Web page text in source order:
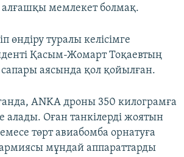
алғашқы мемлекет болмақ.
өндіру туралы келісімге
Қасым-Жомарт Тоқаевтың
аясында қол қойылған.
ANKA дроны 350 килограмға
алады. Оған танкілерді жоятын
төрт авиабомба орнатуға
мұндай аппараттарды